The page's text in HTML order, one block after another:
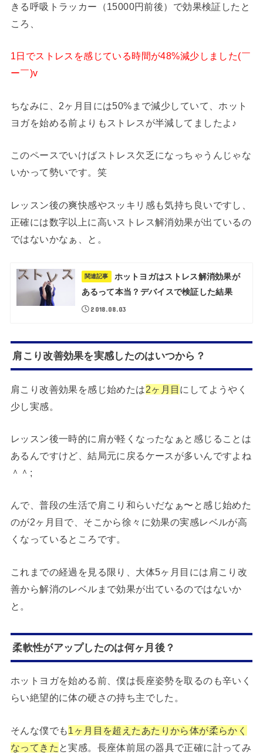
きる呼吸トラッカー（15000円前後）で効果検証したと
ころ、
1日でストレスを感じている時間が48%減少しました(￣
ー￣)v
ちなみに、2ヶ月目には50%まで減少していて、ホット
ヨガを始める前よりもストレスが半減してましたよ♪
このペースでいけばストレス欠乏になっちゃうんじゃな
いかって勢いです。笑
レッスン後の爽快感やスッキリ感も気持ち良いですし、
正確には数字以上に高いストレス解消効果が出ているの
ではないかなぁ、と。
関連記事
ホットヨガはストレス解消効果が
あるって本当？デバイスで検証した結果
2018.08.03
肩こり改善効果を実感したのはいつから？
肩こり改善効果を感じ始めたは2ヶ月目 にしてようやく
少し実感。
レッスン後一時的に肩が軽くなったなぁと感じることは
あるんですけど、結局元に戻るケースが多いんですよね
＾＾;
んで、普段の生活で肩こり和らいだなぁ〜と感じ始めた
のが2ヶ月目で、そこから徐々に効果の実感レベルが高
くなっているところです。
これまでの経過を見る限り、大体5ヶ月目には肩こり改
善から解消のレベルまで効果が出ているのではないか
と。
柔軟性がアップしたのは何ヶ月後？
ホットヨガを始める前、僕は長座姿勢を取るのも辛いく
らい絶望的に体の硬さの持ち主でした。
そんな僕でも1ヶ月目を超えたあたりから体が柔らかく
なってきた と実感。長座体前屈の器具で正確に計ってみ